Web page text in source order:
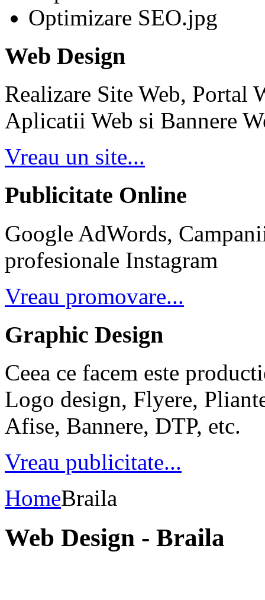
Web Design
Realizare Site Web, Portal
Aplicatii Web si Bannere
Vreau un site...
Publicitate Online
Google AdWords,
profesionale Instagram
Vreau promovare...
Graphic Design
Ceea ce facem este
Logo design, Flyere,
Afise, Bannere, DTP, etc.
Vreau publicitate...
HomeBraila
Web Design - Braila